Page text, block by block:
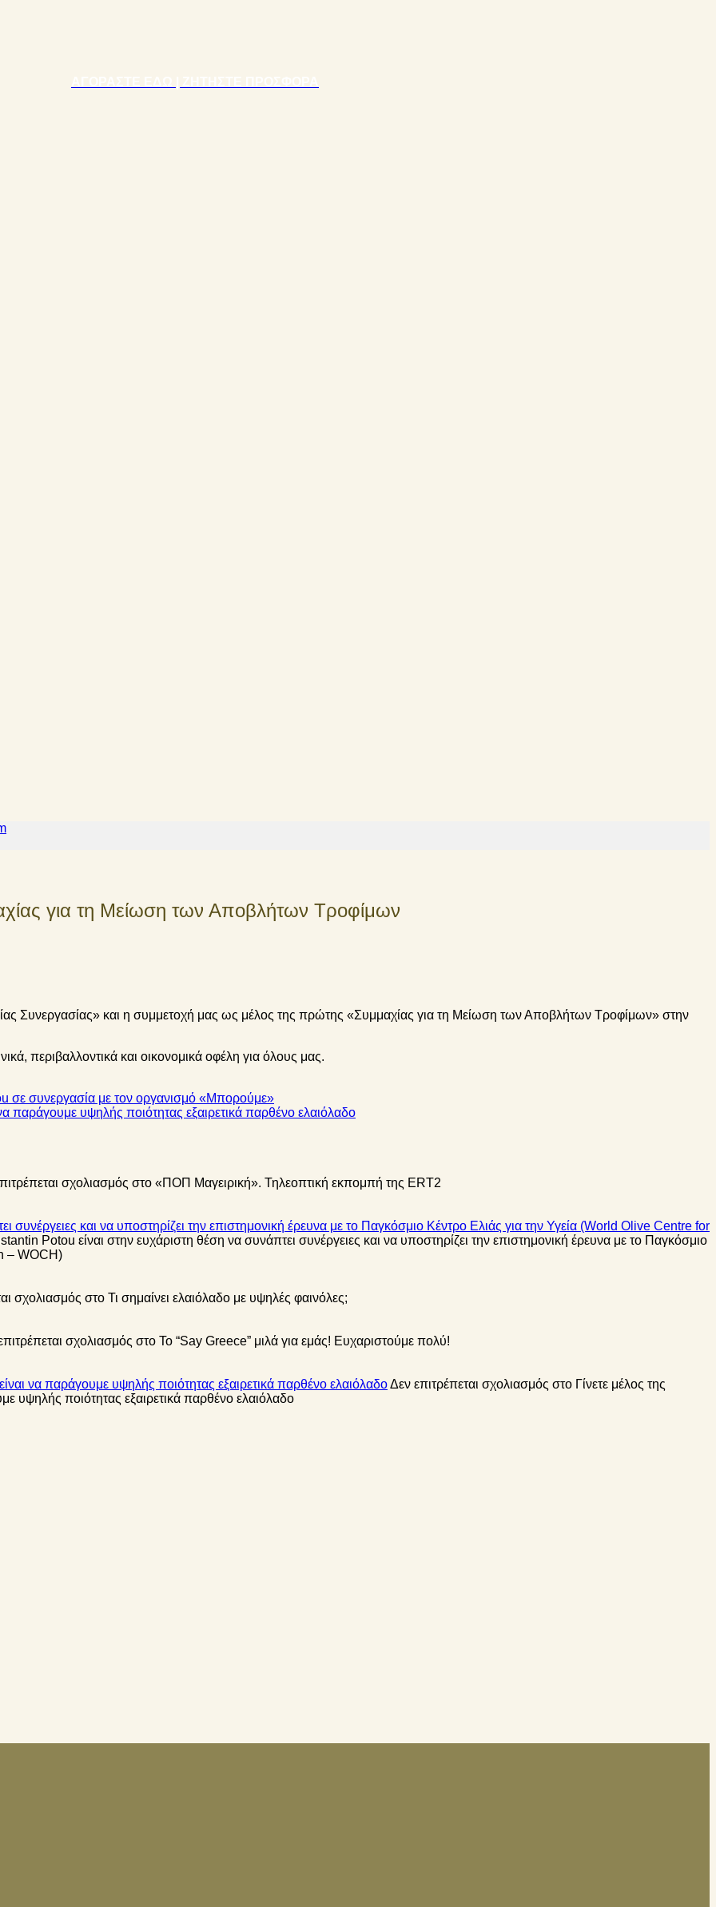
για τη Μείωση των Αποβλήτων Τροφίμων
Συνεργασίας» και η συμμετοχή μας ως μέλος της πρώτης «Συμμαχίας για τη Μείωση των Αποβλήτων Τροφίμων» στην
περιβαλλοντικά και οικονομικά οφέλη για όλους μας.
σε συνεργασία με τον οργανισμό «Μπορούμε»
παράγουμε υψηλής ποιότητας εξαιρετικά παρθένο ελαιόλαδο
σχολιασμός στο «ΠΟΠ Μαγειρική». Τηλεοπτική εκπομπή της ERT2
συνέργειες και να υποστηρίζει την επιστημονική έρευνα με το Παγκόσμιο Κέντρο Ελιάς για την Υγεία (World Olive Centre for
Potou είναι στην ευχάριστη θέση να συνάπτει συνέργειες και να υποστηρίζει την επιστημονική έρευνα με το Παγκόσμιο
– WOCH)
σχολιασμός στο Τι σημαίνει ελαιόλαδο με υψηλές φαινόλες;
σχολιασμός στο Το “Say Greece” μιλά για εμάς! Ευχαριστούμε πολύ!
να παράγουμε υψηλής ποιότητας εξαιρετικά παρθένο ελαιόλαδοΔεν επιτρέπεται σχολιασμός στο Γίνετε μέλος της
υψηλής ποιότητας εξαιρετικά παρθένο ελαιόλαδο